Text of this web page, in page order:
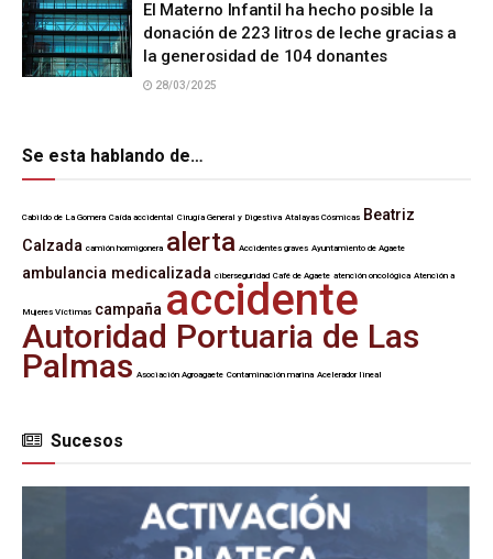
El Materno Infantil ha hecho posible la
donación de 223 litros de leche gracias a
la generosidad de 104 donantes
28/03/2025
Se esta hablando de…
Cabildo de La Gomera Caída accidental Cirugía General y Digestiva Atalayas Cósmicas Beatriz
Calzada camión hormigonera alerta Accidentes graves Ayuntamiento de Agaete
ambulancia medicalizada ciberseguridad Café de Agaete atención oncológica Atención a
Mujeres Víctimas campaña accidente
Autoridad Portuaria de Las
Palmas Asociación Agroagaete Contaminación marina Acelerador lineal
Sucesos